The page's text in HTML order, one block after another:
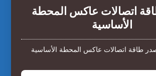
اتصالات عاكس المحطة
الأساسية
طاقة اتصالات عاكس المحطة الأساسية